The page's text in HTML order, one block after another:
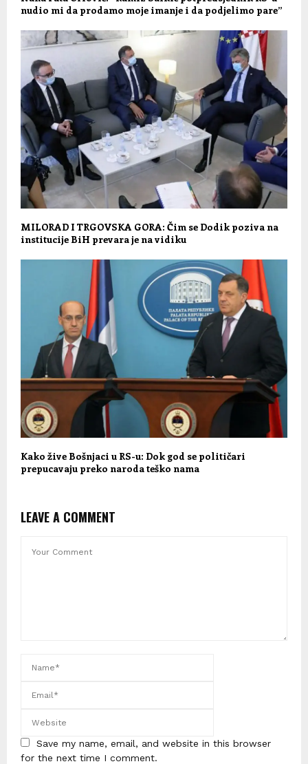
nudio mi da prodamo moje imanje i da podjelimo pare”
MILORAD I TRGOVSKA GORA: Čim se Dodik poziva na
institucije BiH prevara je na vidiku
Kako žive Bošnjaci u RS-u: Dok god se političari
prepucavaju preko naroda teško nama
LEAVE A COMMENT
Save my name, email, and website in this browser
for the next time I comment.